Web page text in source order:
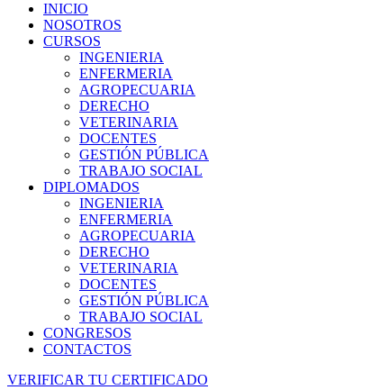
INICIO
NOSOTROS
CURSOS
INGENIERIA
ENFERMERIA
AGROPECUARIA
DERECHO
VETERINARIA
DOCENTES
GESTIÓN PÚBLICA
TRABAJO SOCIAL
DIPLOMADOS
INGENIERIA
ENFERMERIA
AGROPECUARIA
DERECHO
VETERINARIA
DOCENTES
GESTIÓN PÚBLICA
TRABAJO SOCIAL
CONGRESOS
CONTACTOS
VERIFICAR TU CERTIFICADO